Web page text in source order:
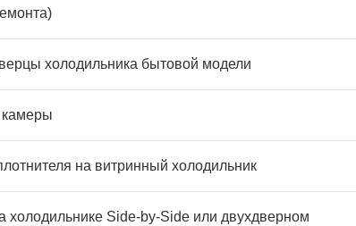
холодильника бытовой модели
камеры
на витринный холодильник
холодильнике Side-by-Side или двухдверном